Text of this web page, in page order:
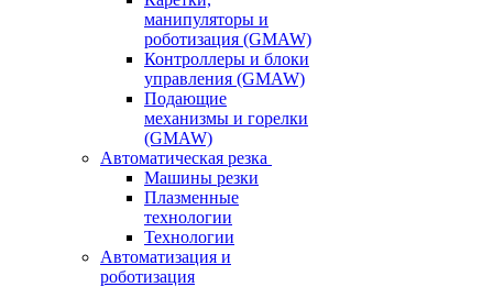
манипуляторы и
роботизация (GMAW)
Контроллеры и блоки
управления (GMAW)
Подающие
механизмы и горелки
(GMAW)
Автоматическая резка
Машины резки
Плазменные
технологии
Технологии
Автоматизация и
роботизация